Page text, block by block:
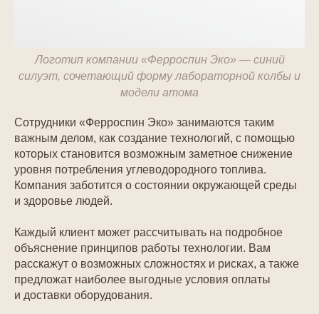
Логотип компании «Ферроспин Эко» — синий
силуэт, сочетающий форму лабораторной колбы и
модели атома
Сотрудники «Ферроспин Эко» занимаются таким
важным делом, как создание технологий, с помощью
которых становится возможным заметное снижение
уровня потребления углеводородного топлива.
Компания заботится о состоянии окружающей среды
и здоровье людей.
Каждый клиент может рассчитывать на подробное
объяснение принципов работы технологии. Вам
расскажут о возможных сложностях и рисках, а также
предложат наиболее выгодные условия оплаты
и доставки оборудования.